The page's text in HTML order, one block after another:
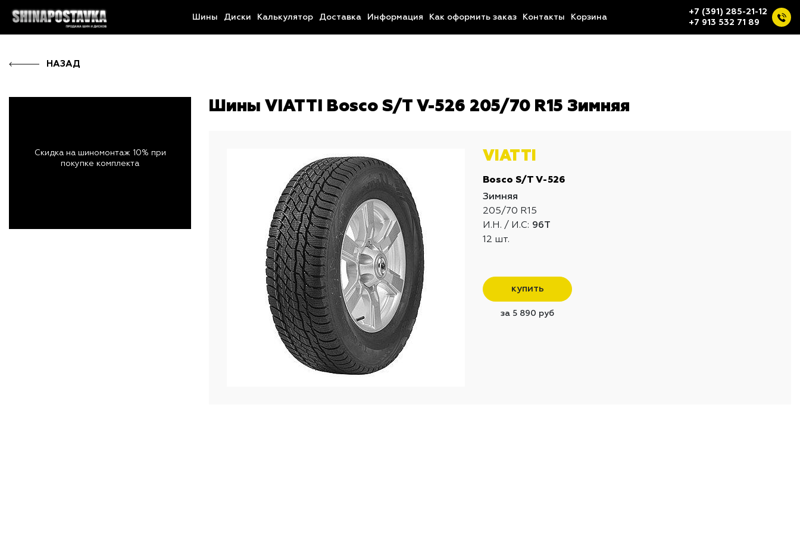
Шины Диски Калькулятор Доставка Информация Как оформить заказ Контакты Корзина
+7 (391) 285-21-12
+7 913 532 71 89
НАЗАД
Шины VIATTI Bosco S/T V-526 205/70 R15 Зимняя
VIATTI
Bosco S/T V-526
Зимняя
205/70 R15
И.Н. / И.С: 96T
12 шт.
купить
за 5 890 руб
Скидка на шиномонтаж 10% при
покупке комплекта